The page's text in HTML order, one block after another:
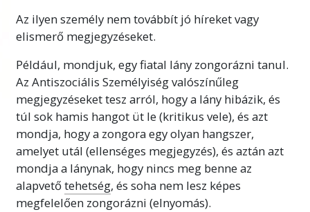
Az ilyen személy nem továbbít jó híreket vagy
elismerő megjegyzéseket.
Például, mondjuk, egy fiatal lány zongorázni tanul.
Az Antiszociális Személyiség valószínűleg
megjegyzéseket tesz arról, hogy a lány hibázik, és
túl sok hamis hangot üt le (kritikus vele), és azt
mondja, hogy a zongora egy olyan hangszer,
amelyet utál (ellenséges megjegyzés), és aztán azt
mondja a lánynak, hogy nincs meg benne az
alapvetőtehetség, és soha nem lesz képes
megfelelően zongorázni (elnyomás).